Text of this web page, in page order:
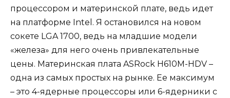
процессором и материнской плате, ведь идет
на платформе Intel. Я остановился на новом
сокете LGA 1700, ведь на младшие модели
«железа» для него очень привлекательные
цены. Материнская плата ASRock H610M-HDV –
одна из самых простых на рынке. Ее максимум
– это 4-ядерные процессоры или 6-ядерники с